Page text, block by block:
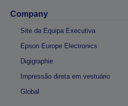
Company
Site da Equipa Executiva
Epson Europe Electronics
Digigraphie
Impressão direta em vestuário
Global